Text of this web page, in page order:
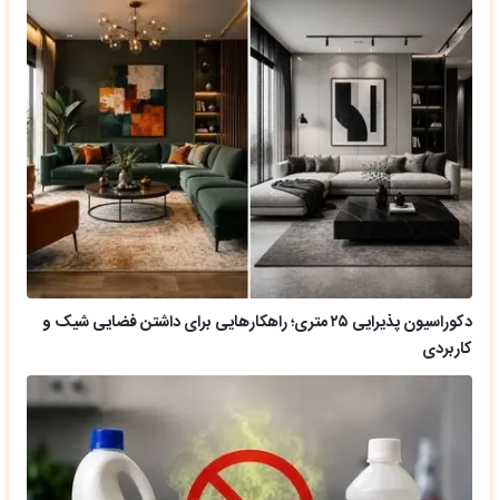
دکوراسیون پذیرایی ۲۵ متری؛ راهکارهایی برای داشتن فضایی شیک و
کاربردی